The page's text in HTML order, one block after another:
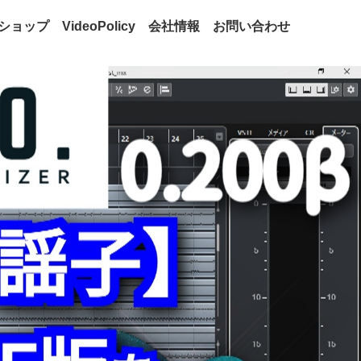
ョップ VideoPolicy 会社情報 お問い合わせ